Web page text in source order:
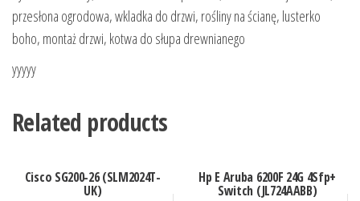
przesłona ogrodowa, wkladka do drzwi, rośliny na ścianę, lusterko
boho, montaż drzwi, kotwa do słupa drewnianego
yyyyy
Related products
Cisco SG200-26 (SLM2024T-
UK)
Hp E Aruba 6200F 24G 4Sfp+
Switch (JL724AABB)